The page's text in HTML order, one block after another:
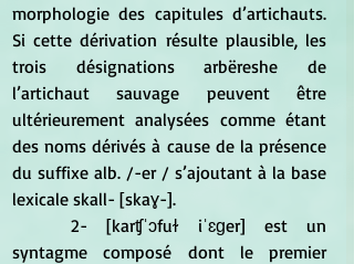
morphologie des capitules d’artichauts.
Si cette dérivation résulte plausible, les
trois désignations arbëreshe de
l’artichaut sauvage peuvent être
ultérieurement analysées comme étant
des noms dérivés à cause de la présence
du suffixe alb. /-er / s’ajoutant à la base
lexicale skall- [skaɣ-].
	2- [karʧˈɔfuɫ iˈɛɡer] est un
syntagme composé dont le premier